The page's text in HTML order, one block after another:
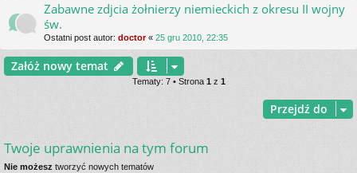
Zabawne zdjcia żołnierzy niemieckich z okresu II wojny
św.
Ostatni post autor: doctor« 25 gru 2010, 22:35
Załóż nowy temat
Tematy: 7 • Strona 1z 1
Przejdź do
Twoje uprawnienia na tym forum
Nie możesz tworzyć nowych tematów